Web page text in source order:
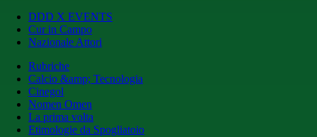
DDD X EVENTS
Cur in Campo
Nazionale Attori
Rubriche
Calcio &amp; Tecnologia
Cinegol
Nomen Omen
La prima volta
Etimologie da Spogliatoio